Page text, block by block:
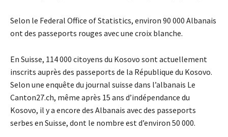
Selon le Federal Office of Statistics, environ 90 000 Albanais
ont des passeports rouges avec une croix blanche.
En Suisse, 114 000 citoyens du Kosovo sont actuellement
inscrits auprès des passeports de la République du Kosovo.
Selon une enquête du journal suisse dans l’albanais Le
Canton27.ch, même après 15 ans d’indépendance du
Kosovo, il y a encore des Albanais avec des passeports
serbes en Suisse, dont le nombre est d’environ 50 000.